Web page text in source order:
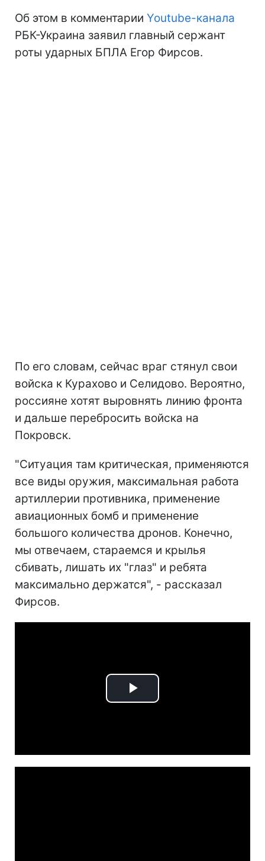
Об этом в комментарии Youtube-канала
РБК-Украина заявил главный сержант
роты ударных БПЛА Егор Фирсов.
По его словам, сейчас враг стянул свои
войска к Курахово и Селидово. Вероятно,
россияне хотят выровнять линию фронта
и дальше перебросить войска на
Покровск.
"Ситуация там критическая, применяются
все виды оружия, максимальная работа
артиллерии противника, применение
авиационных бомб и применение
большого количества дронов. Конечно,
мы отвечаем, стараемся и крылья
сбивать, лишать их "глаз" и ребята
максимально держатся", - рассказал
Фирсов.
Play